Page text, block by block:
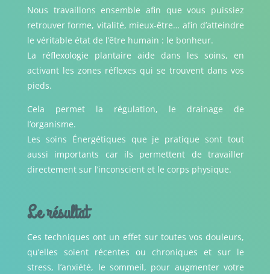
Nous travaillons ensemble afin que vous puissiez
retrouver forme, vitalité, mieux-être… afin d’atteindre
le véritable état de l’être humain : le bonheur.
La réflexologie plantaire aide dans les soins, en
activant les zones réflexes qui se trouvent dans vos
pieds.
Cela permet la régulation, le drainage de
l’organisme.
Les soins Énergétiques que je pratique sont tout
aussi importants car ils permettent de travailler
directement sur l’inconscient et le corps physique.
Le résultat
Ces techniques ont un effet sur toutes vos douleurs,
qu’elles soient récentes ou chroniques et sur le
stress, l’anxiété, le sommeil, pour augmenter votre